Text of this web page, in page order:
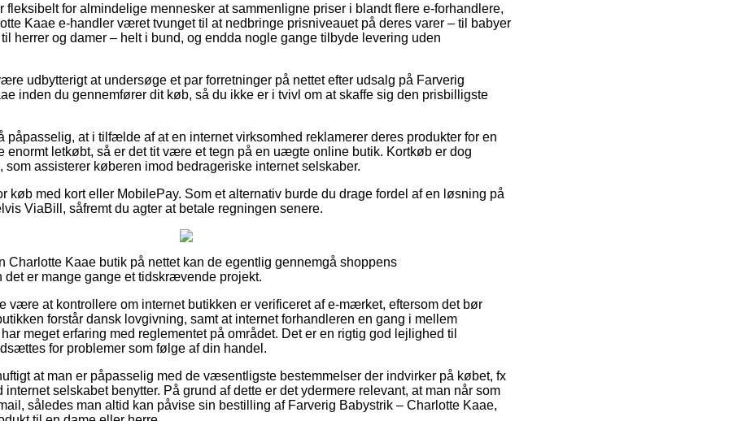
fleksibelt for almindelige mennesker at sammenligne priser i blandt flere e-forhandlere,
Kaae e-handler været tvunget til at nedbringe prisniveauet på deres varer – til babyer
herrer og damer – helt i bund, og endda nogle gange tilbyde levering uden
udbytterigt at undersøge et par forretninger på nettet efter udsalg på Farverig
inden du gennemfører dit køb, så du ikke er i tvivl om at skaffe sig den prisbilligste
påpasselig, at i tilfælde af at en internet virksomhed reklamerer deres produkter for en
enormt letkøbt, så er det tit være et tegn på en uægte online butik. Kortkøb er dog
som assisterer køberen imod bedrageriske internet selskaber.
køb med kort eller MobilePay. Som et alternativ burde du drage fordel af en løsning på
ViaBill, såfremt du agter at betale regningen senere.
Charlotte Kaae butik på nettet kan de egentlig gennemgå shoppens
det er mange gange et tidskrævende projekt.
være at kontrollere om internet butikken er verificeret af e-mærket, eftersom det bør
forstår dansk lovgivning, samt at internet forhandleren en gang i mellem
meget erfaring med reglementet på området. Det er en rigtig god lejlighed til
for problemer som følge af din handel.
at man er påpasselig med de væsentligste bestemmelser der indvirker på købet, fx
selskabet benytter. På grund af dette er det ydermere relevant, at man når som
således man altid kan påvise sin bestilling af Farverig Babystrik – Charlotte Kaae,